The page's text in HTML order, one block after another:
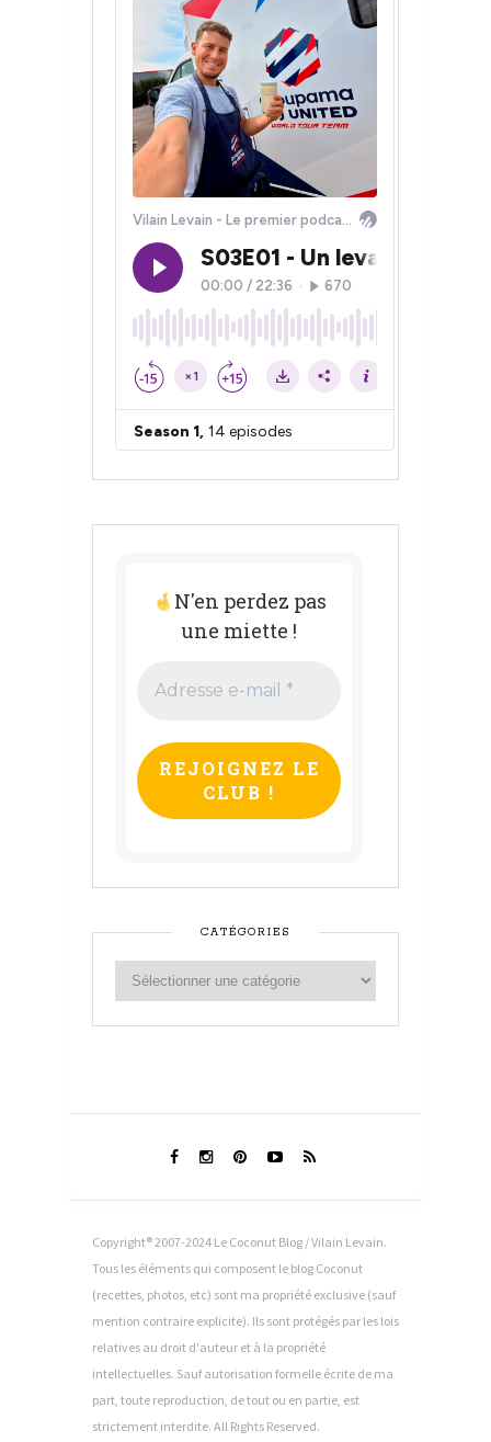
N'en perdez pas
une miette !
e-
*
CATÉGORIES
Copyright® 2007-2024 Le Coconut Blog / Vilain Levain.
Tous les éléments qui composent le blog Coconut
(recettes, photos, etc) sont ma propriété exclusive (sauf
mention contraire explicite). Ils sont protégés par les lois
relatives au droit d'auteur et à la propriété
intellectuelles. Sauf autorisation formelle écrite de ma
part, toute reproduction, de tout ou en partie, est
strictement interdite. All Rights Reserved.